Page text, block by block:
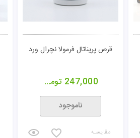
قرص پریناتال فرمولا نچرال ورد
247,000 تومان
ناموجود
مقایسـه